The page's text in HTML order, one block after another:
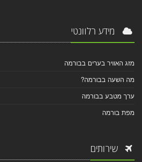
מידע רלוונטי
מזג האוויר בערים בבורמה
מה השעה בבורמה?
ערך מטבע בבורמה
מפת בורמה
שירותים